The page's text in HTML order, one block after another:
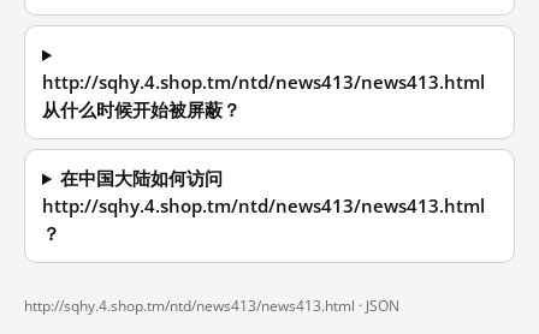
http://sqhy.4.shop.tm/ntd/news413/news413.html
从什么时候开始被屏蔽？
在中国大陆如何访问
http://sqhy.4.shop.tm/ntd/news413/news413.html
？
http://sqhy.4.shop.tm/ntd/news413/news413.html · JSON